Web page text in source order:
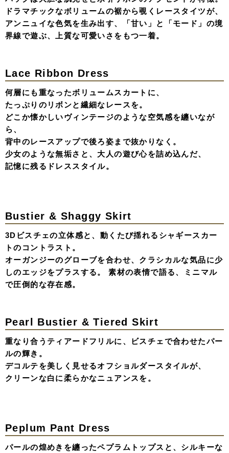
Front Mini & Back Ribbon
フロントはミニ丈に、ハイローカットされたデザインドレ
ドラマチックなボリュームの裾から覗くレースタイツが、
アンニュイな色気を生み出す、「甘い」と「モード」の境
界線で遊ぶ、上質な可愛いさをもつ一着。
どこか懐かしいヴィンテージのような空気感を纏いなが
ら、